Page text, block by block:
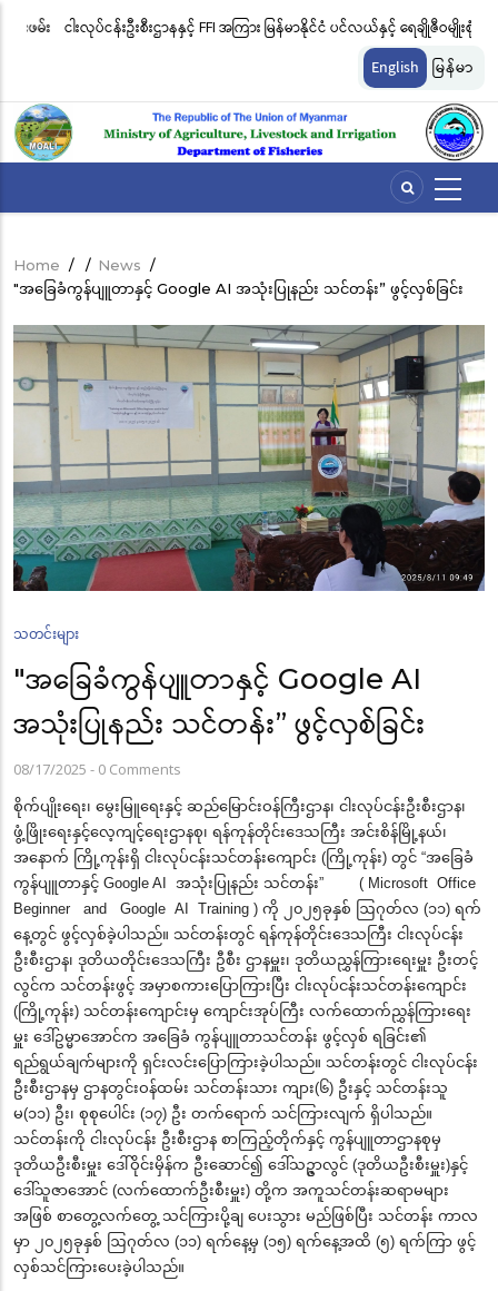
ငါးလုပ်ငန်းဦးစီးဌာနနှင့် FFI အကြား မြန်မာနိုင်ငံ ပင်လယ်နှင့် ရေချိုဇီဝမျိုးစုံ
မျိုးကွဲများ ထိန်းသိမ်းကာကွယ်စောင့်ရှောက်ခြင်းလုပ်ငန်းများ ဆောင်ရွက်မှု
English မြန်မာ
Breadcrumb
Home / / News /
"အခြေခံကွန်ပျူတာနှင့် Google AI အသုံးပြုနည်း သင်တန်း” ဖွင့်လှစ်ခြင်း
သတင်းများ
"အခြေခံကွန်ပျူတာနှင့် Google AI
အသုံးပြုနည်း သင်တန်း” ဖွင့်လှစ်ခြင်း
08/17/2025 - 0 Comments
စိုက်ပျိုးရေး၊ မွေးမြူရေးနှင့် ဆည်မြောင်းဝန်ကြီးဌာန၊ ငါးလုပ်ငန်းဦးစီးဌာန၊
ဖွံ့ဖြိုးရေးနှင့်လေ့ကျင့်ရေးဌာနစု၊ ရန်ကုန်တိုင်းဒေသကြီး အင်းစိန်မြို့နယ်၊
အနောက် ကြို့ကုန်းရှိ ငါးလုပ်ငန်းသင်တန်းကျောင်း (ကြို့ကုန်း) တွင် “အခြေခံ
ကွန်ပျူတာနှင့် Google AI အသုံးပြုနည်း သင်တန်း” ( Microsoft Office
Beginner and Google AI Training ) ကို ၂၀၂၅ခုနှစ် ဩဂုတ်လ (၁၁) ရက်
နေ့တွင် ဖွင့်လှစ်ခဲ့ပါသည်။ သင်တန်းတွင် ရန်ကုန်တိုင်းဒေသကြီး ငါးလုပ်ငန်း
ဦးစီးဌာန၊ ဒုတိယတိုင်းဒေသကြီး ဦစီး ဌာနမှူး၊ ဒုတိယညွှန်ကြားရေးမှူး ဦးတင့်
လွင်က သင်တန်းဖွင့် အမှာစကားပြောကြားပြီး ငါးလုပ်ငန်းသင်တန်းကျောင်း
(ကြို့ကုန်း) သင်တန်းကျောင်းမှ ကျောင်းအုပ်ကြီး လက်ထောက်ညွှန်ကြားရေး
မှူး ဒေါ်ဥမ္မာအောင်က အခြေခံ ကွန်ပျူတာသင်တန်း ဖွင့်လှစ် ရခြင်း၏
ရည်ရွယ်ချက်များကို ရှင်းလင်းပြောကြားခဲ့ပါသည်။ သင်တန်းတွင် ငါးလုပ်ငန်း
ဦးစီးဌာနမှ ဌာနတွင်းဝန်ထမ်း သင်တန်းသား ကျား(၆) ဦးနှင့် သင်တန်းသူ
မ(၁၁) ဦး၊ စုစုပေါင်း (၁၇) ဦး တက်ရောက် သင်ကြားလျက် ရှိပါသည်။
သင်တန်းကို ငါးလုပ်ငန်း ဦးစီးဌာန စာကြည့်တိုက်နှင့် ကွန်ပျူတာဌာနစုမှ
ဒုတိယဦးစီးမှူး ဒေါ်ဝိုင်းမှိန်က ဦးဆောင်၍ ဒေါ်သဥ္ဇာလွင် (ဒုတိယဦးစီးမှူး)နှင့်
ဒေါ်သူဇာအောင် (လက်ထောက်ဦးစီးမှူး) တို့က အကူသင်တန်းဆရာမများ
အဖြစ် စာတွေ့လက်တွေ့ သင်ကြားပို့ချ ပေးသွား မည်ဖြစ်ပြီး သင်တန်း ကာလ
မှာ ၂၀၂၅ခုနှစ် ဩဂုတ်လ (၁၁) ရက်နေ့မှ (၁၅) ရက်နေ့အထိ (၅) ရက်ကြာ ဖွင့်
လှစ်သင်ကြားပေးခဲ့ပါသည်။